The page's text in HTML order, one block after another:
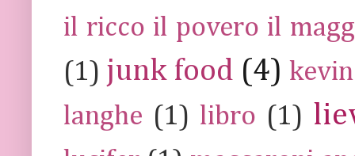
il ricco il povero il
(1) junk food (4)
langhe (1) libro (1)